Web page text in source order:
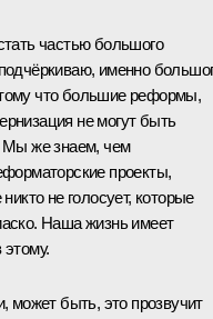
частью большого
именно
что большие реформы,
не могут быть
Мы же знаем, чем
проекты,
не голосует, которые
Наша жизнь имеет
этому.
может быть, это прозвучит